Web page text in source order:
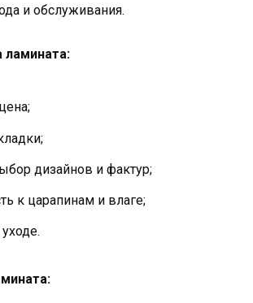
и обслуживания.
дизайнов и фактур;
к царапинам и влаге;